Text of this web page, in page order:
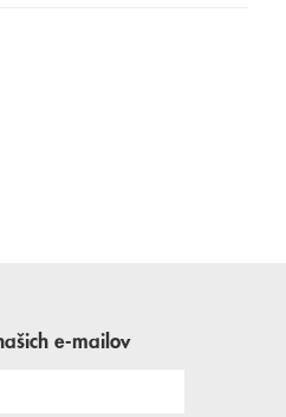
e-mailov